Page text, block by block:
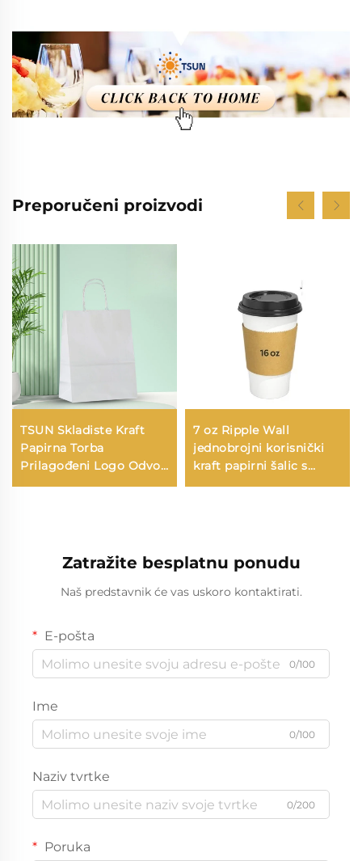
Preporučeni proizvodi
TSUN Skladiste Kraft
Papirna Torba
Prilagođeni Logo Odvoz
i Nova Godina/Božić
7 oz Ripple Wall
jednobrojni korisnički
kraft papirni šalic s
embosanim logom PE
Zatražite besplatnu ponudu
Naš predstavnik će vas uskoro kontaktirati.
E-pošta
0/100
Ime
0/100
Naziv tvrtke
0/200
Poruka